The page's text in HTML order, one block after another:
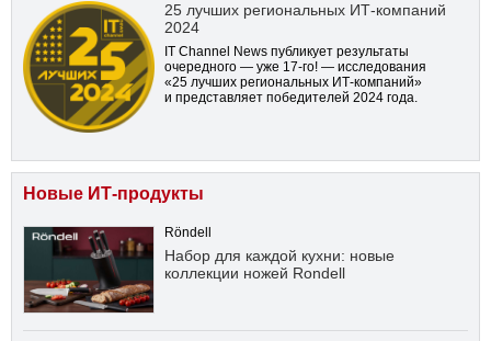
25 лучших региональных ИТ-компаний
2024
IT Channel News публикует результаты
очередного — уже 17-го! — исследования
«25 лучших региональных ИТ-компаний»
и представляет победителей 2024 года.
Новые ИТ-продукты
Röndell
Набор для каждой кухни: новые
коллекции ножей Rondell